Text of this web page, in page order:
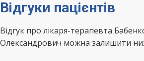
Відгуки пацієнтів
Відгук про лікаря-терапевта
Олександрович можна залишити